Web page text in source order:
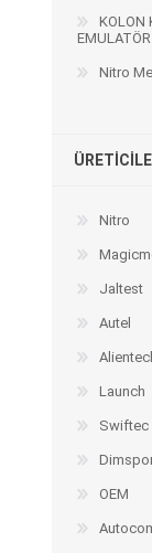
KOLON
Nitro
Nitro
Jaltest
Autel
Launch
Swiftec
OEM